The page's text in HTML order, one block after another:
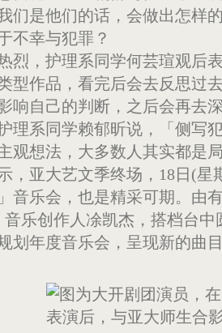
们是他们的话，会做出怎样的
不幸与犯罪？
烈，护理系同学何芸瑄观后
型作品，看完后会去反思过
响自己的判断，之后会再去
理系同学赖郁昕说，「侧写
观想法，大多数人其实都是局
，亚大艺文季终场，18日(
音乐会，也是精采可期。由
音乐创作人凃凯杰，搭档台
划年度音乐会，呈现新的曲